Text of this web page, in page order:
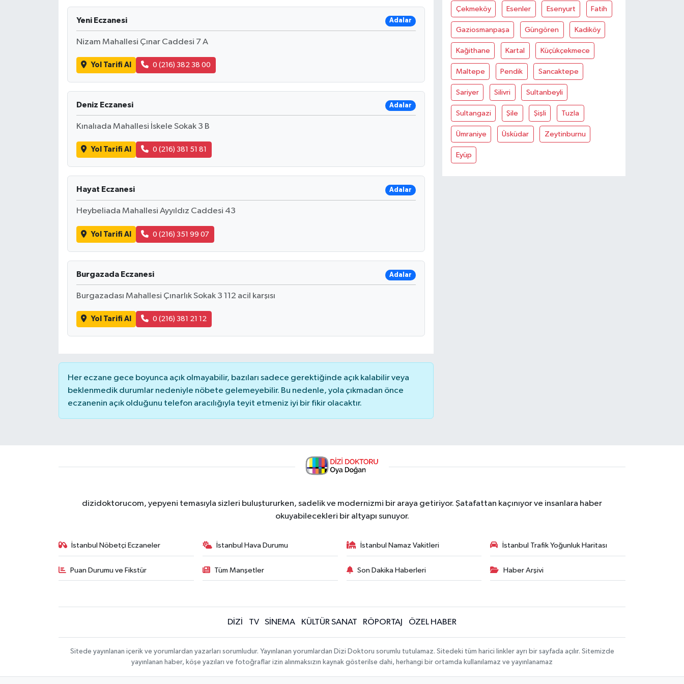
Yeni Eczanesi Adalar
Nizam Mahallesi Çınar Caddesi 7 A
Yol Tarifi Al 0 (216) 382 38 00
Deniz Eczanesi Adalar
Kınalıada Mahallesi İskele Sokak 3 B
Yol Tarifi Al 0 (216) 381 51 81
Hayat Eczanesi Adalar
Heybeliada Mahallesi Ayyıldız Caddesi 43
Yol Tarifi Al 0 (216) 351 99 07
Burgazada Eczanesi Adalar
Burgazadası Mahallesi Çınarlık Sokak 3 112 acil karşısı
Yol Tarifi Al 0 (216) 381 21 12
Her eczane gece boyunca açık olmayabilir, bazıları sadece gerektiğinde açık kalabilir veya
beklenmedik durumlar nedeniyle nöbete gelemeyebilir. Bu nedenle, yola çıkmadan önce
eczanenin açık olduğunu telefon aracılığıyla teyit etmeniz iyi bir fikir olacaktır.
Çekmeköy Esenler Esenyurt Fatih
Gaziosmanpaşa Güngören Kadiköy
Kağithane Kartal Küçükçekmece
Maltepe Pendik Sancaktepe
Sariyer Silivri Sultanbeyli
Sultangazi Şile Şişli Tuzla
Ümraniye Üsküdar Zeytinburnu
Eyüp
dizidoktorucom, yepyeni temasıyla sizleri buluştururken, sadelik ve modernizmi bir araya getiriyor. Şatafattan kaçınıyor ve insanlara haber
okuyabilecekleri bir altyapı sunuyor.
İstanbul Nöbetçi Eczaneler İstanbul Hava Durumu İstanbul Namaz Vakitleri İstanbul Trafik Yoğunluk Haritası
Puan Durumu ve Fikstür Tüm Manşetler Son Dakika Haberleri Haber Arşivi
DİZİ TV SİNEMA KÜLTÜR SANAT RÖPORTAJ ÖZEL HABER
Sitede yayınlanan içerik ve yorumlardan yazarları sorumludur. Yayınlanan yorumlardan Dizi Doktoru sorumlu tutulamaz. Sitedeki tüm harici linkler ayrı bir sayfada açılır. Sitemizde
yayınlanan haber, köşe yazıları ve fotoğraflar izin alınmaksızın kaynak gösterilse dahi, herhangi bir ortamda kullanılamaz ve yayınlanamaz